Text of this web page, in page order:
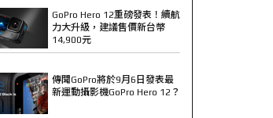
GoPro Hero 12重磅發表！續航
力大升級，建議售價新台幣
14,900元
傳聞GoPro將於9月6日發表最
新運動攝影機GoPro Hero 12？